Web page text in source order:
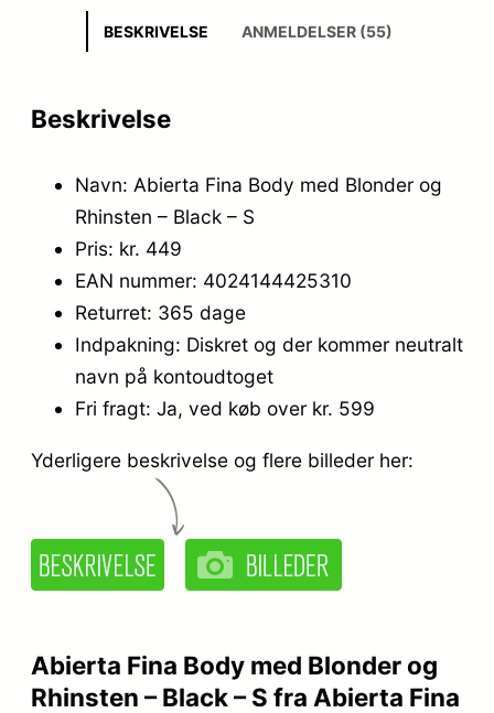
BESKRIVELSE ANMELDELSER (55)
Beskrivelse
Navn: Abierta Fina Body med Blonder og
Rhinsten – Black – S
Pris: kr. 449
EAN nummer: 4024144425310
Returret: 365 dage
Indpakning: Diskret og der kommer neutralt
navn på kontoudtoget
Fri fragt: Ja, ved køb over kr. 599
Yderligere beskrivelse og flere billeder her:
Abierta Fina Body med Blonder og
Rhinsten – Black – S fra Abierta Fina